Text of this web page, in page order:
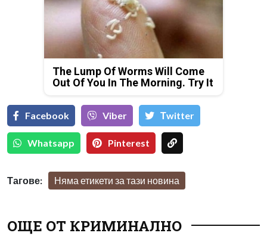
The Lump Of Worms Will Come
Out Of You In The Morning. Try It
Facebook Viber Тwitter
Whatsapp Pinterest
Тагове: Няма етикети за тази новина
ОЩЕ ОТ КРИМИНАЛНО